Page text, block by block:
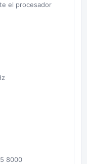
el procesador
8000